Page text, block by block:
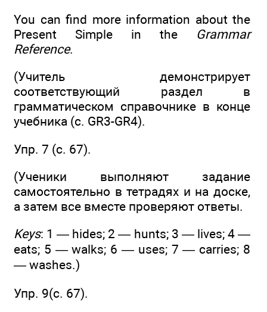
You can find more information about the
Present Simple in the Grammar
Reference.
(Учитель демонстрирует
соответствующий раздел в
грамматическом справочнике в конце
учебника (с. GR3-GR4).
Упр. 7 (с. 67).
(Ученики выполняют задание
самостоятельно в тетрадях и на доске,
а затем все вместе проверяют ответы.
Keys: 1 — hides; 2 — hunts; 3 — lives; 4 —
eats; 5 — walks; 6 — uses; 7 — carries; 8
— washes.)
Упр. 9(c. 67).